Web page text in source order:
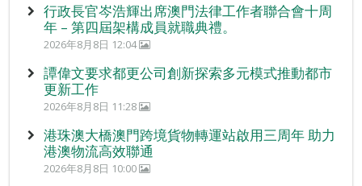
行政長官岑浩輝出席澳門法律工作者聯合會十周
年 – 第四屆架構成員就職典禮。
2026年8月8日 12:04
譚偉文要求都更公司創新探索多元模式推動都市
更新工作
2026年8月8日 11:28
港珠澳大橋澳門跨境貨物轉運站啟用三周年 助力
港澳物流高效聯通
2026年8月8日 10:00